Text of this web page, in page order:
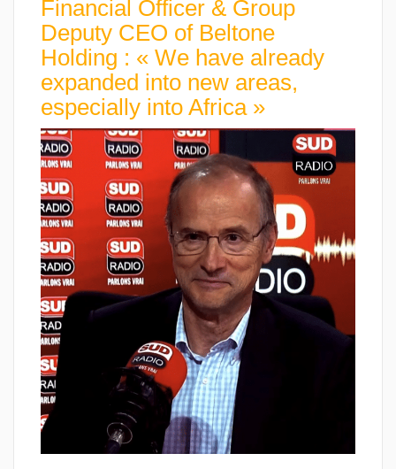
Financial Officer & Group
Deputy CEO of Beltone
Holding : « We have already
expanded into new areas,
especially into Africa »